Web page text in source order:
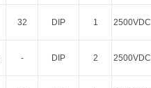
32 DIP 1 2500VDC
- DIP 2 2500VDC